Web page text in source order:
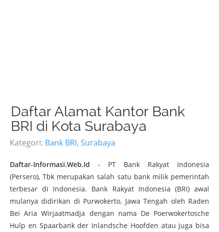
Daftar Alamat Kantor Bank
BRI di Kota Surabaya
Kategori: Bank BRI, Surabaya
Daftar-Informasi.Web.Id - PT Bank Rakyat Indonesia
(Persero), Tbk merupakan salah satu bank milik pemerintah
terbesar di Indonesia. Bank Rakyat Indonesia (BRI) awal
mulanya didirikan di Purwokerto, Jawa Tengah oleh Raden
Bei Aria Wirjaatmadja dengan nama De Poerwokertosche
Hulp en Spaarbank der Inlandsche Hoofden atau juga bisa